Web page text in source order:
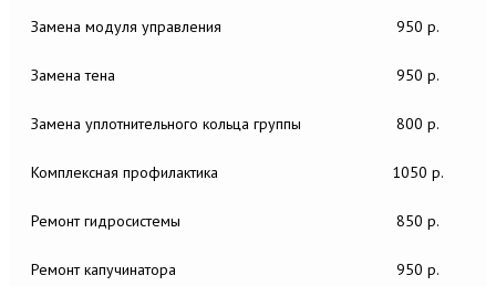
Замена модуля управления 950 р.
Замена тена 950 р.
Замена уплотнительного кольца группы 800 р.
Комплексная профилактика 1050 р.
Ремонт гидросистемы 850 р.
Ремонт капучинатора 950 р.